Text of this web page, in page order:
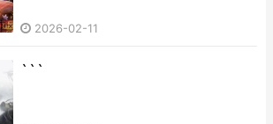
2026-02-11
```